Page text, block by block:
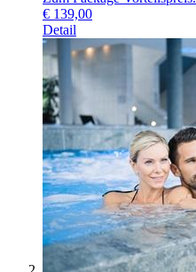
€ 139,00
Detail